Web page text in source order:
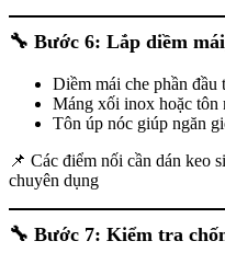
🔧 Bước 6: Lắp diềm
Diềm mái che phần đầu
Máng xối inox hoặc tôn
Tôn úp nóc giúp ngăn
📌 Các điểm nối cần dán keo
chuyên dụng
🔧 Bước 7: Kiểm tra